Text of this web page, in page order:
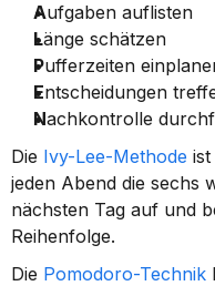
Aufgaben auflisten
Länge schätzen
Pufferzeiten
Entscheidungen
Nachkontrolle
Die Ivy-Lee-Methode
jeden Abend die sechs
nächsten Tag auf und
Reihenfolge.
Die Pomodoro-Technik